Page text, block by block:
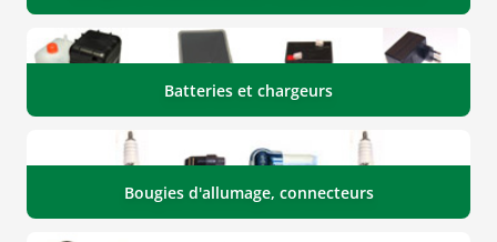
Batteries et chargeurs
Bougies d'allumage, connecteurs